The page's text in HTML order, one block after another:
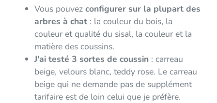
Vous pouvez configurer sur la plupart des
arbres à chat : la couleur du bois, la
couleur et qualité du sisal, la couleur et la
matière des coussins.
J'ai testé 3 sortes de coussin : carreau
beige, velours blanc, teddy rose. Le carreau
beige qui ne demande pas de supplément
tarifaire est de loin celui que je préfère.